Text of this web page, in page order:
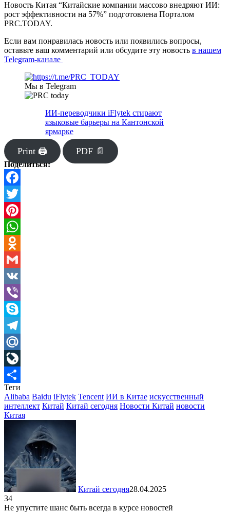
Новость Китая “Китайские компании массово внедряют ИИ:
рост эффективности на 57%” подготовлена Порталом
PRC.TODAY.
Если вам понравилась новость или появились вопросы,
оставьте ваш комментарий или обсудите эту новость в нашем
Telegram-канале
Мы в Telegram
ИИ-переводчики iFlytek стирают
языковые барьеры на Кантонской
ярмарке
Print 🖨 PDF 📄
Поделиться:
Facebook
Twitter
Pinterest
WhatsApp
Odnoklassniki
Gmail
VK
Viber
Skype
Telegram
Mail.Ru
LiveJournal
Отправить
Теги
Alibaba Baidu iFlytek Tencent ИИ в Китае искусственный
интеллект Китай Китай сегодня Новости Китай новости
Китая
Китай сегодня28.04.2025
34
Не упустите шанс быть всегда в курсе новостей